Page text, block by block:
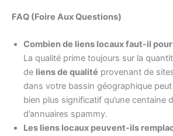
FAQ (Foire Aux Questions)
Combien de liens locaux faut-il
La qualité prime toujours sur la
de liens de qualité provenant de
dans votre bassin géographique
bien plus significatif qu’une centaine
d’annuaires spammy.
Les liens locaux peuvent-ils